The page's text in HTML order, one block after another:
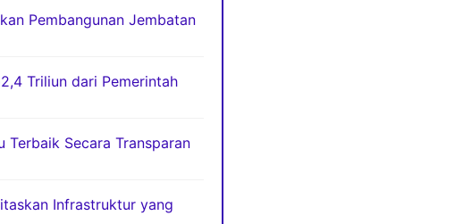
Pembangunan Jembatan
Triliun dari Pemerintah
Terbaik Secara Transparan
Infrastruktur yang